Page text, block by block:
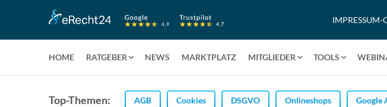
IMPRESSUM-
HOME RATGEBER NEWS MARKTPLATZ MITGLIEDER TOOLS
Top-Themen: AGB Cookies DSGVO Onlineshops Google